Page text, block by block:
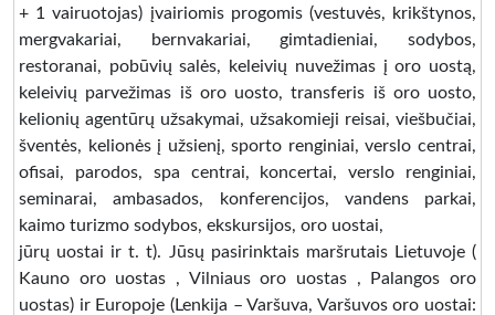
+ 1 vairuotojas) įvairiomis progomis (vestuvės, krikštynos,
mergvakariai, bernvakariai, gimtadieniai, sodybos,
restoranai, pobūvių salės, keleivių nuvežimas į oro uostą,
keleivių parvežimas iš oro uosto, transferis iš oro uosto,
kelionių agentūrų užsakymai, užsakomieji reisai, viešbučiai,
šventės, kelionės į užsienį, sporto renginiai, verslo centrai,
ofisai, parodos, spa centrai, koncertai, verslo renginiai,
seminarai, ambasados, konferencijos, vandens parkai,
kaimo turizmo sodybos, ekskursijos, oro uostai,
jūrų uostai ir t. t). Jūsų pasirinktais maršrutais Lietuvoje (
Kauno oro uostas , Vilniaus oro uostas , Palangos oro
uostas) ir Europoje (Lenkija – Varšuva, Varšuvos oro uostai: